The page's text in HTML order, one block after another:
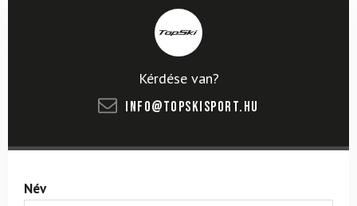
Kérdése van?
info@topskisport.hu
Név